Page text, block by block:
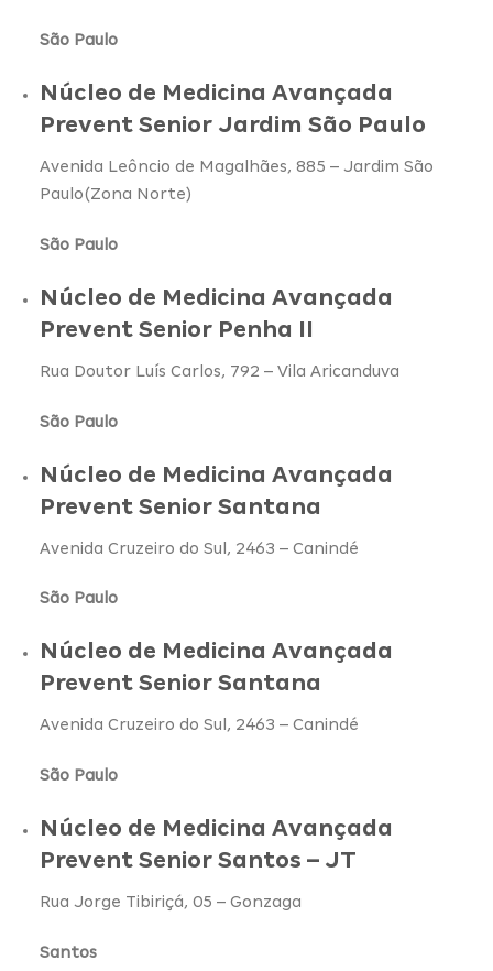
São Paulo
Núcleo de Medicina Avançada
Prevent Senior Jardim São Paulo
Avenida Leôncio de Magalhães, 885 – Jardim São
Paulo(Zona Norte)
São Paulo
Núcleo de Medicina Avançada
Prevent Senior Penha II
Rua Doutor Luís Carlos, 792 – Vila Aricanduva
São Paulo
Núcleo de Medicina Avançada
Prevent Senior Santana
Avenida Cruzeiro do Sul, 2463 – Canindé
São Paulo
Núcleo de Medicina Avançada
Prevent Senior Santana
Avenida Cruzeiro do Sul, 2463 – Canindé
São Paulo
Núcleo de Medicina Avançada
Prevent Senior Santos – JT
Rua Jorge Tibiriçá, 05 – Gonzaga
Santos